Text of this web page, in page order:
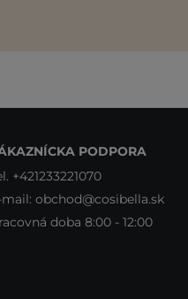
PODPORA
+421233221070
mail: obchod@cosibella.sk
doba 8:00 - 12:00